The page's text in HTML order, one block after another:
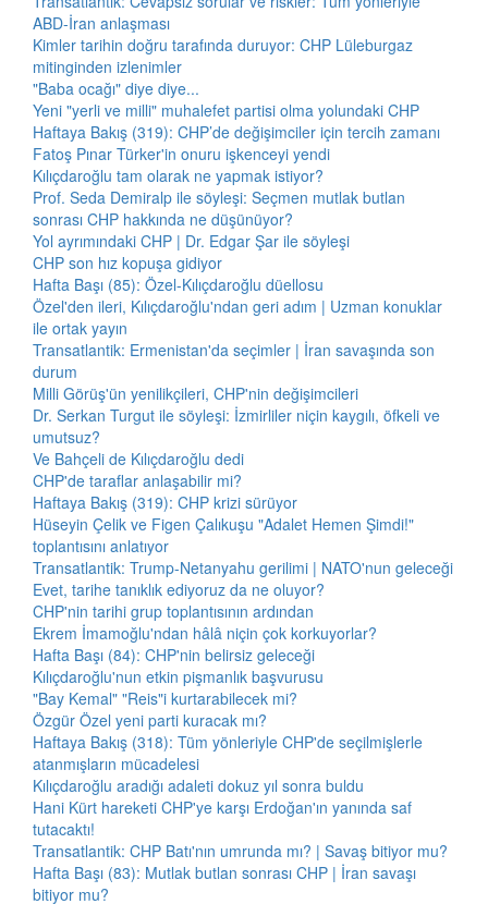
ABD-İran anlaşması
Kimler tarihin doğru tarafında duruyor: CHP Lüleburgaz
mitinginden izlenimler
"Baba ocağı" diye diye...
Yeni "yerli ve milli" muhalefet partisi olma yolundaki CHP
Haftaya Bakış (319): CHP’de değişimciler için tercih zamanı
Fatoş Pınar Türker'in onuru işkenceyi yendi
Kılıçdaroğlu tam olarak ne yapmak istiyor?
Prof. Seda Demiralp ile söyleşi: Seçmen mutlak butlan
sonrası CHP hakkında ne düşünüyor?
Yol ayrımındaki CHP | Dr. Edgar Şar ile söyleşi
CHP son hız kopuşa gidiyor
Hafta Başı (85): Özel-Kılıçdaroğlu düellosu
Özel'den ileri, Kılıçdaroğlu'ndan geri adım | Uzman konuklar
ile ortak yayın
Transatlantik: Ermenistan'da seçimler | İran savaşında son
durum
Milli Görüş'ün yenilikçileri, CHP'nin değişimcileri
Dr. Serkan Turgut ile söyleşi: İzmirliler niçin kaygılı, öfkeli ve
umutsuz?
Ve Bahçeli de Kılıçdaroğlu dedi
CHP'de taraflar anlaşabilir mi?
Haftaya Bakış (319): CHP krizi sürüyor
Hüseyin Çelik ve Figen Çalıkuşu "Adalet Hemen Şimdi!"
toplantısını anlatıyor
Transatlantik: Trump-Netanyahu gerilimi | NATO'nun geleceği
Evet, tarihe tanıklık ediyoruz da ne oluyor?
CHP'nin tarihi grup toplantısının ardından
Ekrem İmamoğlu'ndan hâlâ niçin çok korkuyorlar?
Hafta Başı (84): CHP'nin belirsiz geleceği
Kılıçdaroğlu'nun etkin pişmanlık başvurusu
"Bay Kemal" "Reis"i kurtarabilecek mi?
Özgür Özel yeni parti kuracak mı?
Haftaya Bakış (318): Tüm yönleriyle CHP'de seçilmişlerle
atanmışların mücadelesi
Kılıçdaroğlu aradığı adaleti dokuz yıl sonra buldu
Hani Kürt hareketi CHP'ye karşı Erdoğan'ın yanında saf
tutacaktı!
Transatlantik: CHP Batı'nın umrunda mı? | Savaş bitiyor mu?
Hafta Başı (83): Mutlak butlan sonrası CHP | İran savaşı
bitiyor mu?